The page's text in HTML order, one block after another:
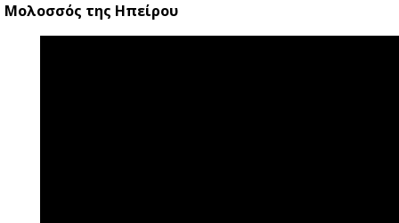
Μολοσσός της Ηπείρου